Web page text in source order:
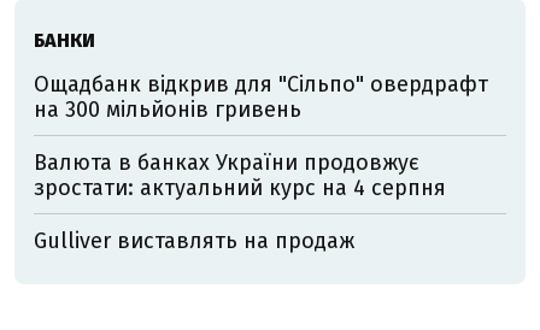
БАНКИ
Ощадбанк відкрив для "Сільпо" овердрафт
на 300 мільйонів гривень
Валюта в банках України продовжує
зростати: актуальний курс на 4 серпня
Gulliver виставлять на продаж